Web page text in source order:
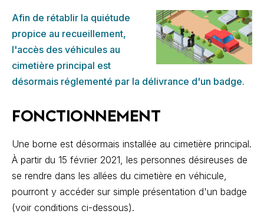
Afin de rétablir la quiétude
propice au recueillement,
l'accès des véhicules au
cimetière principal est
désormais réglementé par la délivrance d'un badge.
FONCTIONNEMENT
Une borne est désormais installée au cimetière principal.
À partir du 15 février 2021, les personnes désireuses de
se rendre dans les allées du cimetière en véhicule,
pourront y accéder sur simple présentation d'un badge
(voir conditions ci-dessous).